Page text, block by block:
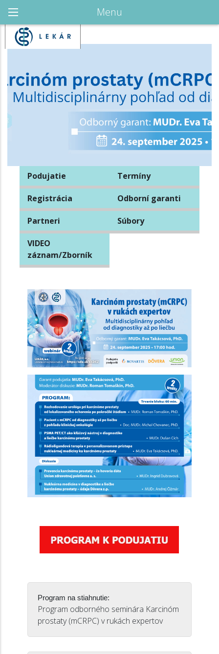
Menu
Podujatie Termíny
Registrácia Odborní garanti
Partneri Súbory
VIDEO
záznam/Zborník
Program na stiahnutie:
Program odborného seminára Karcinóm
prostaty (mCRPC) v rukách expertov